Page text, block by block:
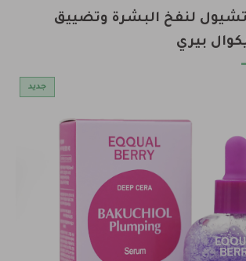
لنفخ البشرة وتضييق
بيري
جديد